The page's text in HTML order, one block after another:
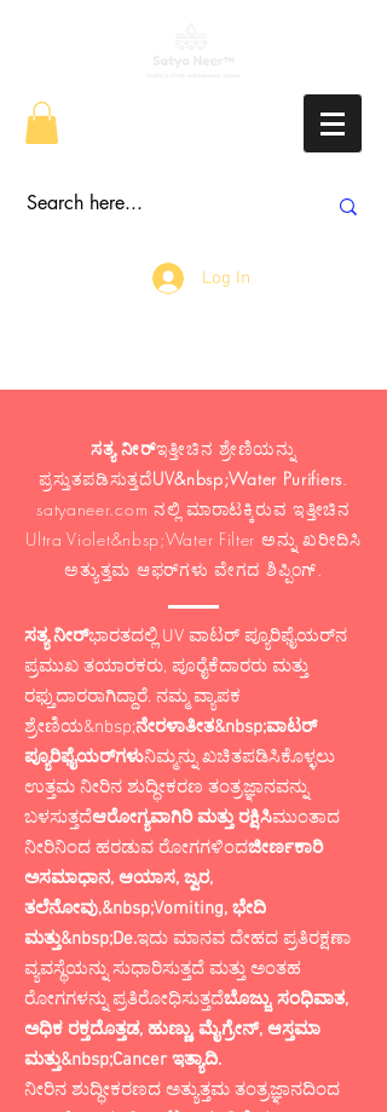
Log In
ಸತ್ಯ ನೀರ್ಇತ್ತೀಚಿನ ಶ್ರೇಣಿಯನ್ನು
ಪ್ರಸ್ತುತಪಡಿಸುತ್ತದೆUV&nbsp;Water Purifiers
satyaneer.com ನಲ್ಲಿ ಮಾರಾಟಕ್ಕಿರುವ ಇತ್ತೀಚಿನ
Ultra Violet&nbsp;Water Filter ಅನ್ನು ಖರೀದಿಸಿ
ಅತ್ಯುತ್ತಮ ಆಫರ್‌ಗಳು ವೇಗದ ಶಿಪ್ಪಿಂಗ್.
ಸತ್ಯ ನೀರ್ಭಾರತದಲ್ಲಿ UV ವಾಟರ್ ಪ್ಯೂರಿಫೈಯರ್‌ನ
ಪ್ರಮುಖ ತಯಾರಕರು, ಪೂರೈಕೆದಾರರು ಮತ್ತು
ರಫ್ತುದಾರರಾಗಿದ್ದಾರೆ. ನಮ್ಮ ವ್ಯಾಪಕ
ಶ್ರೇಣಿಯ&nbsp;ನೇರಳಾತೀತ&nbsp;ವಾಟರ್
ಪ್ಯೂರಿಫೈಯರ್‌ಗಳುನಿಮ್ಮನ್ನು ಖಚಿತಪಡಿಸಿಕೊಳ್ಳಲು
ಉತ್ತಮ ನೀರಿನ ಶುದ್ಧೀಕರಣ ತಂತ್ರಜ್ಞಾನವನ್ನು
ಬಳಸುತ್ತದೆಆರೋಗ್ಯವಾಗಿರಿ ಮತ್ತು ರಕ್ಷಿಸಿಮುಂತಾದ
ನೀರಿನಿಂದ ಹರಡುವ ರೋಗಗಳಿಂದಜೀರ್ಣಕಾರಿ
ಅಸಮಾಧಾನ, ಆಯಾಸ, ಜ್ವರ,
ತಲೆನೋವು,&nbsp;Vomiting, ಭೇದಿ
ಮತ್ತು&nbsp;De.ಇದು ಮಾನವ ದೇಹದ ಪ್ರತಿರಕ್ಷಣಾ
ವ್ಯವಸ್ಥೆಯನ್ನು ಸುಧಾರಿಸುತ್ತದೆ ಮತ್ತು ಅಂತಹ
ರೋಗಗಳನ್ನು ಪ್ರತಿರೋಧಿಸುತ್ತದೆಬೊಜ್ಜು, ಸಂಧಿವಾತ,
ಅಧಿಕ ರಕ್ತದೊತ್ತಡ, ಹುಣ್ಣು, ಮೈಗ್ರೇನ್, ಆಸ್ತಮಾ
ಮತ್ತು&nbsp;Cancer ಇತ್ಯಾದಿ.
ನೀರಿನ ಶುದ್ಧೀಕರಣದ ಅತ್ಯುತ್ತಮ ತಂತ್ರಜ್ಞಾನದಿಂದ